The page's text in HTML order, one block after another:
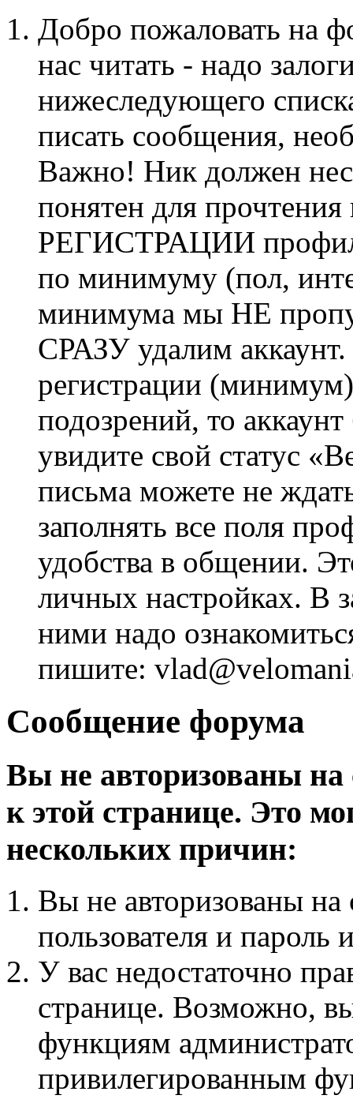
Добро пожаловать на
нас читать - надо
нижеследующего
писать сообщения,
Важно! Ник должен
понятен для
РЕГИСТРАЦИИ профиль
по минимуму (пол,
минимума мы НЕ
СРАЗУ удалим
регистрации
подозрений, то
увидите свой статус
письма можете не
заполнять все поля
удобства в общении.
личных настройках. В
ними надо
пишите:
Сообщение форума
Вы не авторизованы на
к этой странице. Это
нескольких причин:
Вы не авторизованы на
пользователя и пароль
У вас недостаточно
странице. Возможно,
функциям
привилегированным